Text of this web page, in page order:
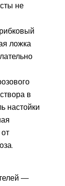
не
ложка
в
настойки
—